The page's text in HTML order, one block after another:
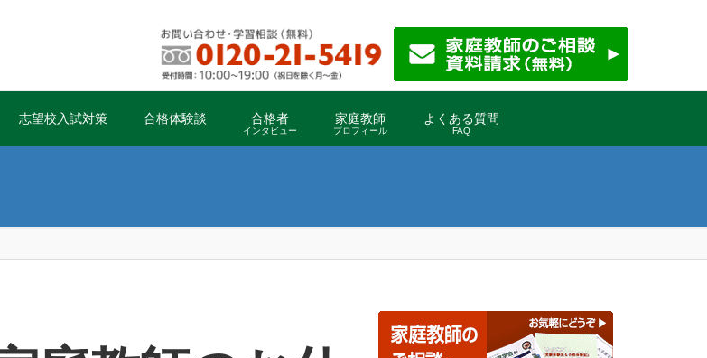
志望校入試対策 合格体験談 合格者
インタビュー
家庭教師
プロフィール
よくある質問
FAQ